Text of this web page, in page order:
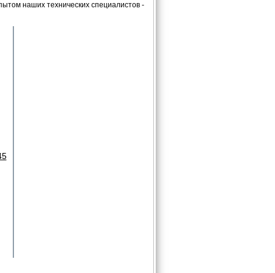
наших технических специалистов -